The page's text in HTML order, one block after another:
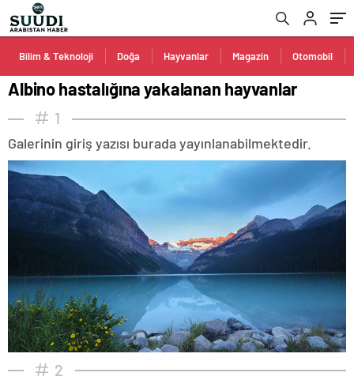
Bilim & Teknoloji Doğa Hayvanlar Magazin Otomobil
Albino hastalığına yakalanan hayvanlar
1
Galerinin giriş yazısı burada yayınlanabilmektedir.
2